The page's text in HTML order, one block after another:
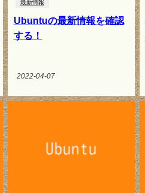
最新情報
Ubuntuの最新情報を確認
する！
2022-04-07